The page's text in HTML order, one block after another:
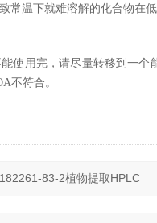
常温下就难溶解的化合物在
使用完，请尽量转移到一
不符合。